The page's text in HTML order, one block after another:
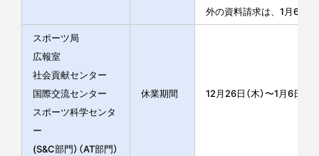
外の資料請求は、1月6日（
スポーツ局
広報室
社会貢献センター
国際交流センター
スポーツ科学センタ
ー
(S&C部門）（AT部門）
休業期間 12月26日（木）〜1月6日（月